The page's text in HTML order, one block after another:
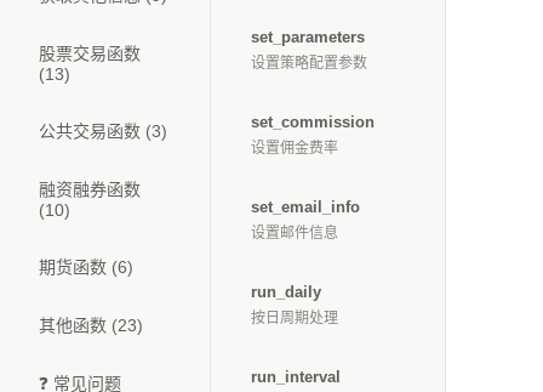
股票交易函数
(13)
公共交易函数 (3)
融资融券函数
(10)
期货函数 (6)
其他函数 (23)
❓ 常见问题
set_parameters
设置策略配置参数
set_commission
设置佣金费率
set_email_info
设置邮件信息
run_daily
按日周期处理
run_interval